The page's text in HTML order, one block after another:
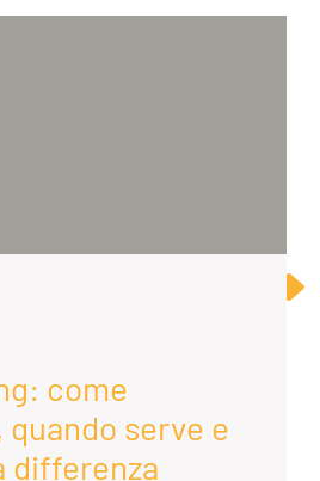
come
quando serve e
differenza